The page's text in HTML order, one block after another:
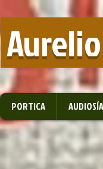
PORTICA